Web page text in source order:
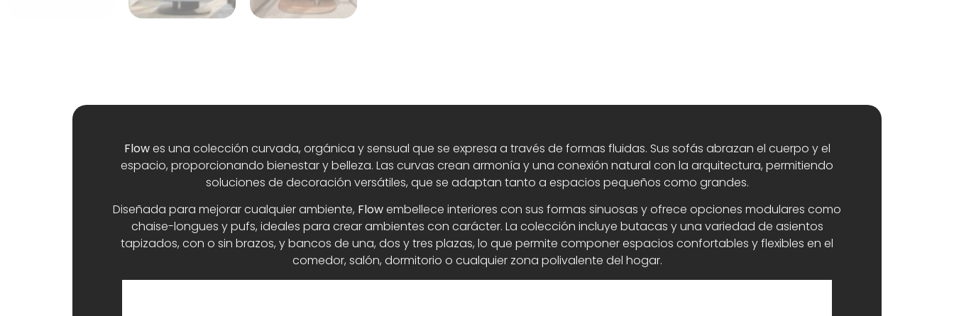
Flowes una colección curvada, orgánica y sensual que se expresa a través de formas fluidas. Sus sofás abrazan el cuerpo y el
espacio, proporcionando bienestar y belleza. Las curvas crean armonía y una conexión natural con la arquitectura, permitiendo
soluciones de decoración versátiles, que se adaptan tanto a espacios pequeños como grandes.
Diseñada para mejorar cualquier ambiente, Flowembellece interiores con sus formas sinuosas y ofrece opciones modulares como
chaise-longues y pufs, ideales para crear ambientes con carácter. La colección incluye butacas y una variedad de asientos
tapizados, con o sin brazos, y bancos de una, dos y tres plazas, lo que permite componer espacios confortables y flexibles en el
comedor, salón, dormitorio o cualquier zona polivalente del hogar.